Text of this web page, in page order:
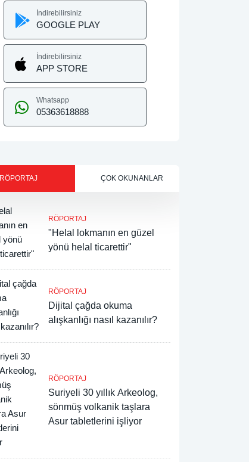
İndirebilirsiniz
GOOGLE PLAY
İndirebilirsiniz
APP STORE
Whatsapp
05363618888
RÖPORTAJ ÇOK OKUNANLAR
RÖPORTAJ
"Helal lokmanın en güzel
yönü helal ticarettir"
RÖPORTAJ
Dijital çağda okuma
alışkanlığı nasıl kazanılır?
RÖPORTAJ
Suriyeli 30 yıllık Arkeolog,
sönmüş volkanik taşlara
Asur tabletlerini işliyor